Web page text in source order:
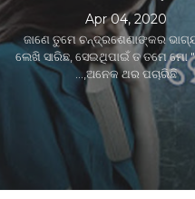
ଜରା ନିବାସ
Apr 05, 2020